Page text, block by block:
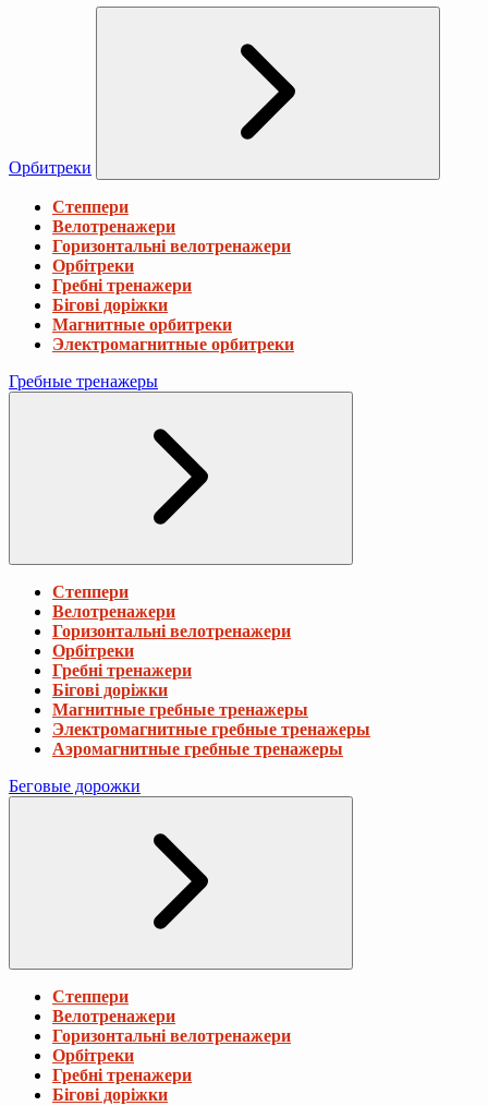
Орбитреки
Степпери
Велотренажери
Горизонтальні велотренажери
Орбітреки
Гребні тренажери
Бігові доріжки
Магнитные орбитреки
Электромагнитные орбитреки
Гребные тренажеры
Степпери
Велотренажери
Горизонтальні велотренажери
Орбітреки
Гребні тренажери
Бігові доріжки
Магнитные гребные тренажеры
Электромагнитные гребные тренажеры
Аэромагнитные гребные тренажеры
Беговые дорожки
Степпери
Велотренажери
Горизонтальні велотренажери
Орбітреки
Гребні тренажери
Бігові доріжки